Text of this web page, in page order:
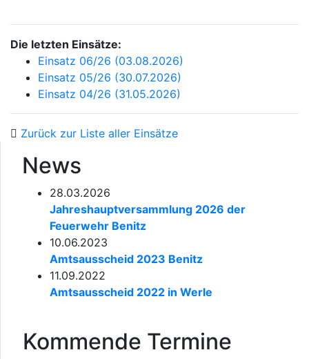
Die letzten Einsätze:
Einsatz 06/26 (03.08.2026)
Einsatz 05/26 (30.07.2026)
Einsatz 04/26 (31.05.2026)
Zurück zur Liste aller Einsätze
News
28.03.2026
Jahreshauptversammlung 2026 der
Feuerwehr Benitz
10.06.2023
Amtsausscheid 2023 Benitz
11.09.2022
Amtsausscheid 2022 in Werle
Kommende Termine